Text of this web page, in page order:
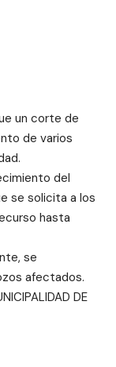
un corte de
de varios
del
se solicita a los
hasta
se
afectados.
DE